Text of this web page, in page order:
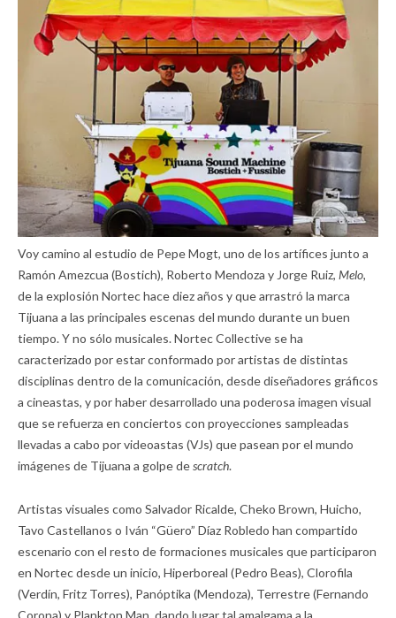
Voy camino al estudio de Pepe Mogt, uno de los artífices junto a
Ramón Amezcua (Bostich), Roberto Mendoza y Jorge Ruiz, Melo,
de la explosión Nortec hace diez años y que arrastró la marca
Tijuana a las principales escenas del mundo durante un buen
tiempo. Y no sólo musicales. Nortec Collective se ha
caracterizado por estar conformado por artistas de distintas
disciplinas dentro de la comunicación, desde diseñadores gráficos
a cineastas, y por haber desarrollado una poderosa imagen visual
que se refuerza en conciertos con proyecciones sampleadas
llevadas a cabo por videoastas (VJs) que pasean por el mundo
imágenes de Tijuana a golpe descratch.
Artistas visuales como Salvador Ricalde, Cheko Brown, Huicho,
Tavo Castellanos o Iván “Güero” Díaz Robledo han compartido
escenario con el resto de formaciones musicales que participaron
en Nortec desde un inicio, Hiperboreal (Pedro Beas), Clorofila
(Verdín, Fritz Torres), Panóptika (Mendoza), Terrestre (Fernando
Corona) y Plankton Man, dando lugar tal amalgama a la